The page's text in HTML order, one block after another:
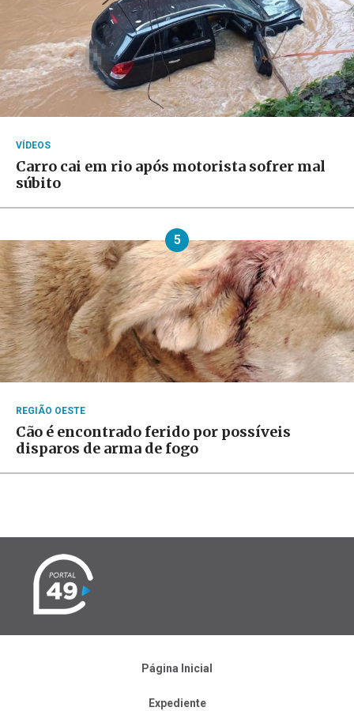
VÍDEOS
Carro cai em rio após motorista sofrer mal
súbito
5
REGIÃO OESTE
Cão é encontrado ferido por possíveis
disparos de arma de fogo
Página Inicial
Expediente